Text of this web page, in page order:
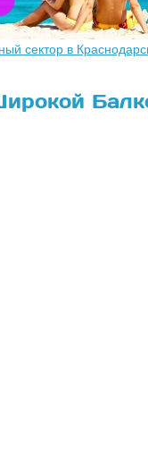
сектор в